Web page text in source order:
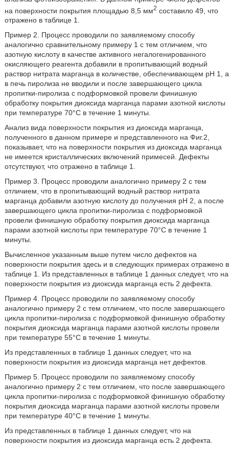
на поверхности покрытия площадью 8,5 мм2 составило 49, что
отражено в таблице 1.
Пример 2. Процесс проводили по заявляемому способу
аналогично сравнительному примеру 1 с тем отличием, что
азотную кислоту в качестве активного негалогенированного
окисляющего реагента добавили в пропитывающий водный
раствор нитрата марганца в количестве, обеспечивающем рН 1, а
в печь пиролиза не вводили и после завершающего цикла
пропитки-пиролиза с подформовкой провели финишную
обработку покрытия диоксида марганца парами азотной кислоты
при температуре 70°С в течение 1 минуты.
Анализ вида поверхности покрытия из диоксида марганца,
полученного в данном примере и представленного на Фиг.2,
показывает, что на поверхности покрытия из диоксида марганца
не имеется кристаллических включений примесей. Дефекты
отсутствуют, что отражено в таблице 1.
Пример 3. Процесс проводили аналогично примеру 2 с тем
отличием, что в пропитывающий водный раствор нитрата
марганца добавили азотную кислоту до получения рН 2, а после
завершающего цикла пропитки-пиролиза с подформовкой
провели финишную обработку покрытия диоксида марганца
парами азотной кислоты при температуре 70°С в течение 1
минуты.
Вычисленное указанным выше путем число дефектов на
поверхности покрытия здесь и в следующих примерах отражено в
таблице 1. Из представленных в таблице 1 данных следует, что на
поверхности покрытия из диоксида марганца есть 2 дефекта.
Пример 4. Процесс проводили по заявляемому способу
аналогично примеру 2 с тем отличием, что после завершающего
цикла пропитки-пиролиза с подформовкой финишную обработку
покрытия диоксида марганца парами азотной кислоты провели
при температуре 55°С в течение 1 минуты.
Из представленных в таблице 1 данных следует, что на
поверхности покрытия из диоксида марганца нет дефектов.
Пример 5. Процесс проводили по заявляемому способу
аналогично примеру 2 с тем отличием, что после завершающего
цикла пропитки-пиролиза с подформовкой финишную обработку
покрытия диоксида марганца парами азотной кислоты провели
при температуре 40°С в течение 1 минуты.
Из представленных в таблице 1 данных следует, что на
поверхности покрытия из диоксида марганца есть 2 дефекта.